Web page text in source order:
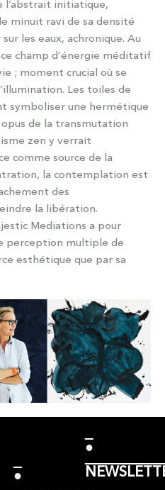
l’abstrait initiatique,
minuit ravi de sa densité
les eaux, achronique. Au
champ d’énergie méditatif
; moment crucial où se
Les toiles de
symboliser une hermétique
de la transmutation
zen y verrait
comme source de la
la contemplation est
des
la libération.
Mediations a pour
perception multiple de
esthétique que par sa
●
●